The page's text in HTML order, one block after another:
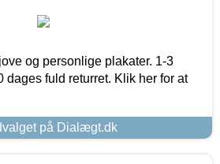
og personlige plakater. 1-3
dages fuld returret. Klik her for at
på Dialægt.dk